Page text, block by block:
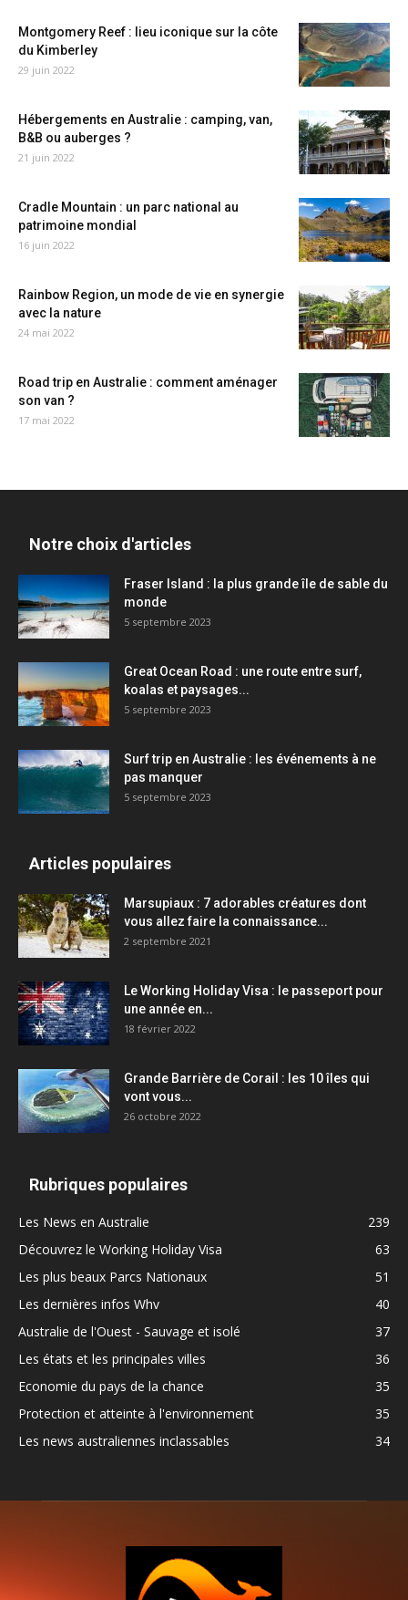
Montgomery Reef : lieu iconique sur la côte
du Kimberley
29 juin 2022
Hébergements en Australie : camping, van,
B&B ou auberges ?
21 juin 2022
Cradle Mountain : un parc national au
patrimoine mondial
16 juin 2022
Rainbow Region, un mode de vie en synergie
avec la nature
24 mai 2022
Road trip en Australie : comment aménager
son van ?
17 mai 2022
Notre choix d'articles
Fraser Island : la plus grande île de sable du
monde
5 septembre 2023
Great Ocean Road : une route entre surf,
koalas et paysages...
5 septembre 2023
Surf trip en Australie : les événements à ne
pas manquer
5 septembre 2023
Articles populaires
Marsupiaux : 7 adorables créatures dont
vous allez faire la connaissance...
2 septembre 2021
Le Working Holiday Visa : le passeport pour
une année en...
18 février 2022
Grande Barrière de Corail : les 10 îles qui
vont vous...
26 octobre 2022
Rubriques populaires
Les News en Australie
239
Découvrez le Working Holiday Visa
63
Les plus beaux Parcs Nationaux
51
Les dernières infos Whv
40
Australie de l'Ouest - Sauvage et isolé
37
Les états et les principales villes
36
Economie du pays de la chance
35
Protection et atteinte à l'environnement
35
Les news australiennes inclassables
34